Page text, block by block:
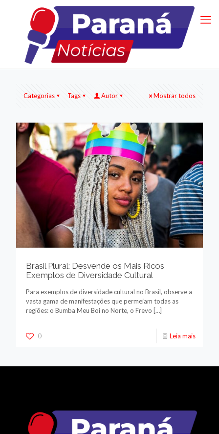
Categorias Tags Autor Mostrar todos
Brasil Plural: Desvende os Mais Ricos
Exemplos de Diversidade Cultural
Para exemplos de diversidade cultural no Brasil, observe a
vasta gama de manifestações que permeiam todas as
regiões: o Bumba Meu Boi no Norte, o Frevo […]
0 Leia mais